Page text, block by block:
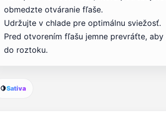
obmedzte otváranie fľaše.
Udržujte v chlade pre optimálnu sviežosť.
Pred otvorením fľašu jemne prevráťte,
do roztoku.
🍋Sativa